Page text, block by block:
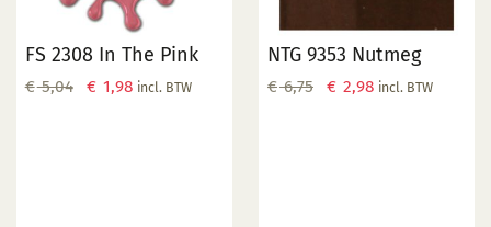
FS 2308 In The Pink
€5,04
Oorspronkelijke
€ 1,98Huidige
incl. BTW
NTG 9353 Nutmeg
€6,75
Oorspronkelijke
€ 2,98Huidige
incl. BTW